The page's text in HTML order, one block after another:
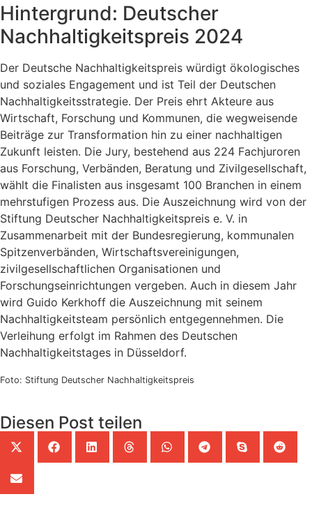
Hintergrund: Deutscher
Nachhaltigkeitspreis 2024
Der Deutsche Nachhaltigkeitspreis würdigt ökologisches
und soziales Engagement und ist Teil der Deutschen
Nachhaltigkeitsstrategie. Der Preis ehrt Akteure aus
Wirtschaft, Forschung und Kommunen, die wegweisende
Beiträge zur Transformation hin zu einer nachhaltigen
Zukunft leisten. Die Jury, bestehend aus 224 Fachjuroren
aus Forschung, Verbänden, Beratung und Zivilgesellschaft,
wählt die Finalisten aus insgesamt 100 Branchen in einem
mehrstufigen Prozess aus. Die Auszeichnung wird von der
Stiftung Deutscher Nachhaltigkeitspreis e. V. in
Zusammenarbeit mit der Bundesregierung, kommunalen
Spitzenverbänden, Wirtschaftsvereinigungen,
zivilgesellschaftlichen Organisationen und
Forschungseinrichtungen vergeben. Auch in diesem Jahr
wird Guido Kerkhoff die Auszeichnung mit seinem
Nachhaltigkeitsteam persönlich entgegennehmen. Die
Verleihung erfolgt im Rahmen des Deutschen
Nachhaltigkeitstages in Düsseldorf.
Foto: Stiftung Deutscher Nachhaltigkeitspreis
Diesen Post teilen